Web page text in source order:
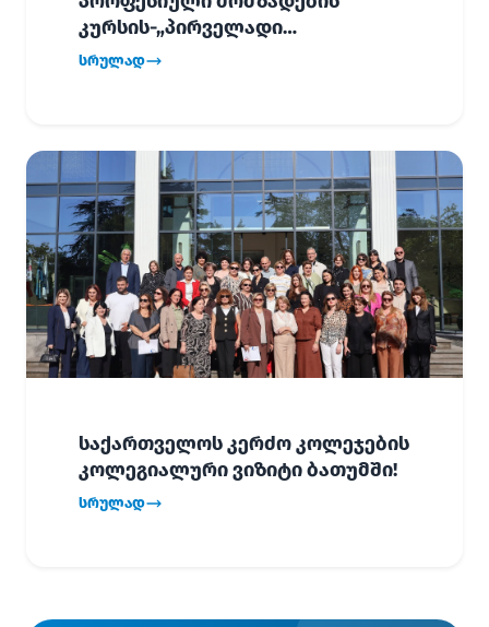
კურსის-„პირველადი
გადაუდებელი დახმარება“,
სრულად
საქართველოს კერძო კოლეჯების
კოლეგიალური ვიზიტი ბათუმში!
სრულად